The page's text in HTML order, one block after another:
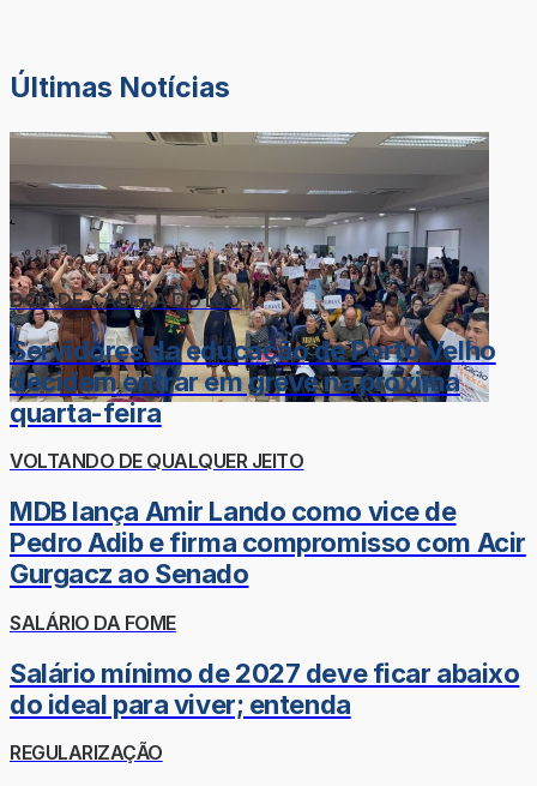
Últimas Notícias
DOR-DE-CABEÇA DO LÉO
Servidores da educação de Porto Velho
decidem entrar em greve na próxima
quarta-feira
VOLTANDO DE QUALQUER JEITO
MDB lança Amir Lando como vice de
Pedro Adib e firma compromisso com Acir
Gurgacz ao Senado
SALÁRIO DA FOME
Salário mínimo de 2027 deve ficar abaixo
do ideal para viver; entenda
REGULARIZAÇÃO